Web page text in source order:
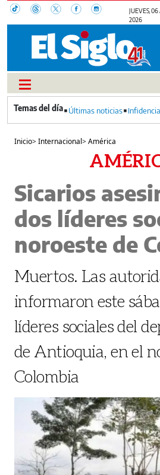
JUEVES, 06
2026
Últimas noticias
Inicio>Internacional>América
Sicarios
dos líderes
noroeste de
Muertos. Las
informaron este
líderes sociales del
de Antioquia, en el
Colombia